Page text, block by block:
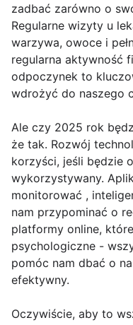
zadbać zarówno o
Regularne wizyty u
warzywa, owoce i
regularna aktywność
odpoczynek to
wdrożyć do naszego
Ale czy 2025 rok
że tak. Rozwój
korzyści, jeśli będzie
wykorzystywany.
monitorować ,
nam przypominać o
platformy online,
psychologiczne -
pomóc nam dbać o
efektywny.
Oczywiście, aby to